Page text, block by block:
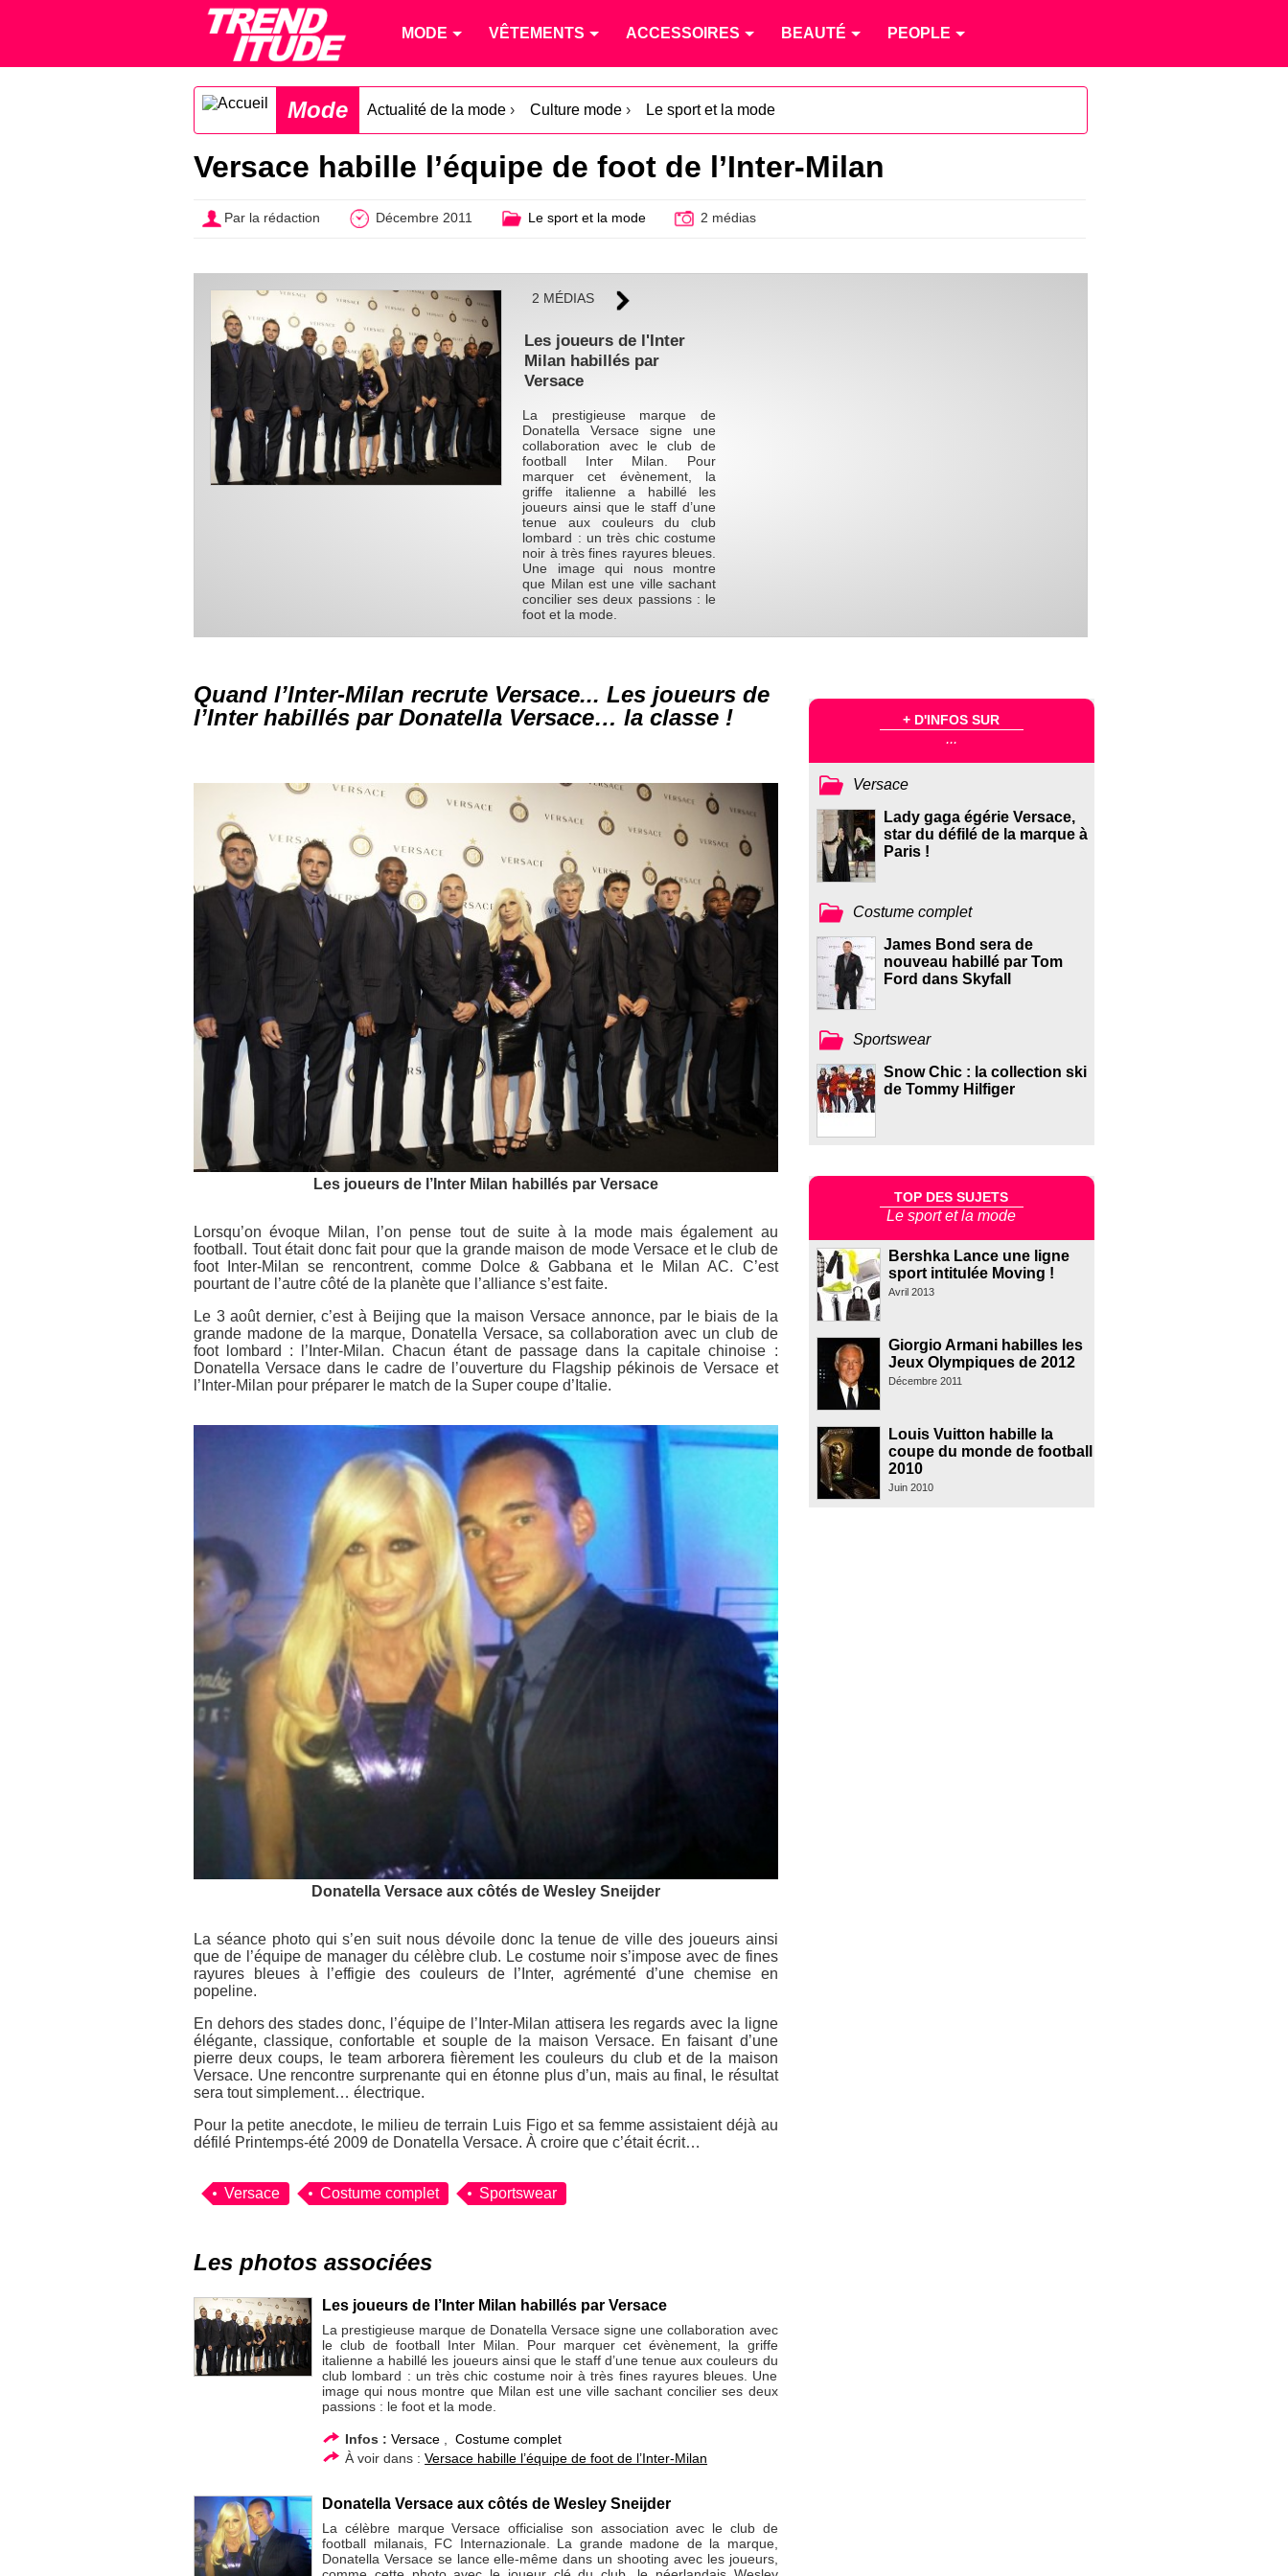
MODE VÊTEMENTS ACCESSOIRES BEAUTÉ PEOPLE
Mode Actualité de la mode › Culture mode › Le sport et la mode
Versace habille l’équipe de foot de l’Inter-Milan
Par la rédaction Décembre 2011 Le sport et la mode 2 médias
2 MÉDIAS
Les joueurs de l'Inter
Milan habillés par
Versace
La prestigieuse marque de
Donatella Versace signe une
collaboration avec le club de
football Inter Milan. Pour
marquer cet évènement, la
griffe italienne a habillé les
joueurs ainsi que le staff d’une
tenue aux couleurs du club
lombard : un très chic costume
noir à très fines rayures bleues.
Une image qui nous montre
que Milan est une ville sachant
concilier ses deux passions : le
foot et la mode.
Quand l’Inter-Milan recrute Versace... Les joueurs de
l’Inter habillés par Donatella Versace… la classe !
Les joueurs de l’Inter Milan habillés par Versace
Lorsqu’on évoque Milan, l’on pense tout de suite à la mode mais également au
football. Tout était donc fait pour que la grande maison de mode Versace et le club de
foot Inter-Milan se rencontrent, comme Dolce & Gabbana et le Milan AC. C’est
pourtant de l’autre côté de la planète que l’alliance s’est faite.
Le 3 août dernier, c’est à Beijing que la maison Versace annonce, par le biais de la
grande madone de la marque, Donatella Versace, sa collaboration avec un club de
foot lombard : l’Inter-Milan. Chacun étant de passage dans la capitale chinoise :
Donatella Versace dans le cadre de l’ouverture du Flagship pékinois de Versace et
l’Inter-Milan pour préparer le match de la Super coupe d’Italie.
Donatella Versace aux côtés de Wesley Sneijder
La séance photo qui s’en suit nous dévoile donc la tenue de ville des joueurs ainsi
que de l’équipe de manager du célèbre club. Le costume noir s’impose avec de fines
rayures bleues à l’effigie des couleurs de l’Inter, agrémenté d’une chemise en
popeline.
En dehors des stades donc, l’équipe de l’Inter-Milan attisera les regards avec la ligne
élégante, classique, confortable et souple de la maison Versace. En faisant d’une
pierre deux coups, le team arborera fièrement les couleurs du club et de la maison
Versace. Une rencontre surprenante qui en étonne plus d’un, mais au final, le résultat
sera tout simplement… électrique.
Pour la petite anecdote, le milieu de terrain Luis Figo et sa femme assistaient déjà au
défilé Printemps-été 2009 de Donatella Versace. À croire que c’était écrit…
Versace Costume complet Sportswear
Les photos associées
Les joueurs de l’Inter Milan habillés par Versace
La prestigieuse marque de Donatella Versace signe une collaboration avec
le club de football Inter Milan. Pour marquer cet évènement, la griffe
italienne a habillé les joueurs ainsi que le staff d’une tenue aux couleurs du
club lombard : un très chic costume noir à très fines rayures bleues. Une
image qui nous montre que Milan est une ville sachant concilier ses deux
passions : le foot et la mode.
Infos : Versace ,Costume complet
À voir dans :Versace habille l’équipe de foot de l’Inter-Milan
Donatella Versace aux côtés de Wesley Sneijder
La célèbre marque Versace officialise son association avec le club de
football milanais, FC Internazionale. La grande madone de la marque,
Donatella Versace se lance elle-même dans un shooting avec les joueurs,
+ D'INFOS SUR
...
Versace
Lady gaga égérie Versace,
star du défilé de la marque à
Paris !
Costume complet
James Bond sera de
nouveau habillé par Tom
Ford dans Skyfall
Sportswear
Snow Chic : la collection ski
de Tommy Hilfiger
TOP DES SUJETS
Le sport et la mode
Bershka Lance une ligne
sport intitulée Moving !
Avril 2013
Giorgio Armani habilles les
Jeux Olympiques de 2012
Décembre 2011
Louis Vuitton habille la
coupe du monde de football
2010
Juin 2010